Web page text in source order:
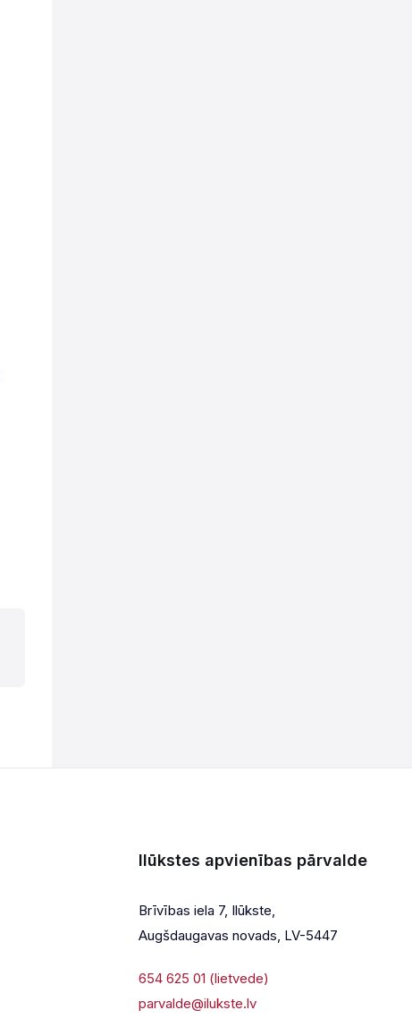
Ilūkstes apvienības pārvalde
Brīvības iela 7, Ilūkste,
Augšdaugavas novads, LV-5447
654 625 01 (lietvede)
parvalde@ilukste.lv